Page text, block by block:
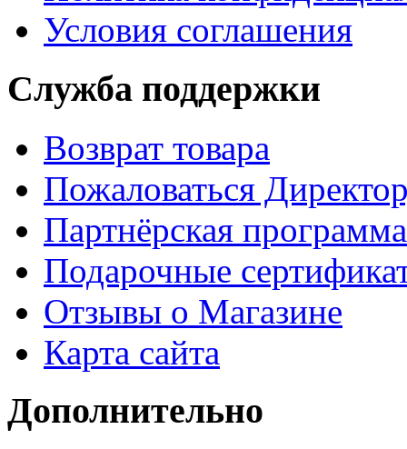
Условия соглашения
Служба поддержки
Возврат товара
Пожаловаться
Партнёрская программа
Подарочные
Отзывы о Магазине
Карта сайта
Дополнительно